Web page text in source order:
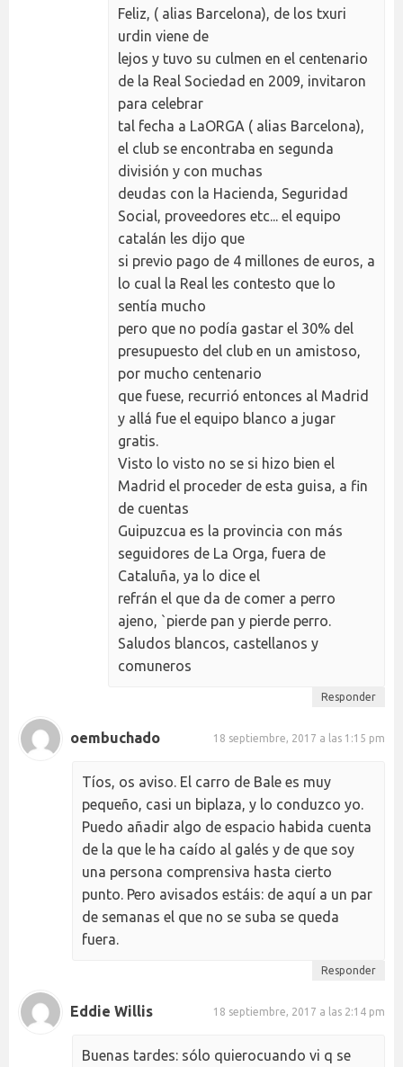
Feliz, ( alias Barcelona), de los txuri
urdin viene de
lejos y tuvo su culmen en el centenario
de la Real Sociedad en 2009, invitaron
para celebrar
tal fecha a LaORGA ( alias Barcelona),
el club se encontraba en segunda
división y con muchas
deudas con la Hacienda, Seguridad
Social, proveedores etc... el equipo
catalán les dijo que
si previo pago de 4 millones de euros, a
lo cual la Real les contesto que lo
sentía mucho
pero que no podía gastar el 30% del
presupuesto del club en un amistoso,
por mucho centenario
que fuese, recurrió entonces al Madrid
y allá fue el equipo blanco a jugar
gratis.
Visto lo visto no se si hizo bien el
Madrid el proceder de esta guisa, a fin
de cuentas
Guipuzcua es la provincia con más
seguidores de La Orga, fuera de
Cataluña, ya lo dice el
refrán el que da de comer a perro
ajeno, `pierde pan y pierde perro.
Saludos blancos, castellanos y
comuneros
Responder
oembuchado 18 septiembre, 2017 a las 1:15 pm
Tíos, os aviso. El carro de Bale es muy
pequeño, casi un biplaza, y lo conduzco yo.
Puedo añadir algo de espacio habida cuenta
de la que le ha caído al galés y de que soy
una persona comprensiva hasta cierto
punto. Pero avisados estáis: de aquí a un par
de semanas el que no se suba se queda
fuera.
Responder
Eddie Willis 18 septiembre, 2017 a las 2:14 pm
Buenas tardes: sólo quierocuando vi q se